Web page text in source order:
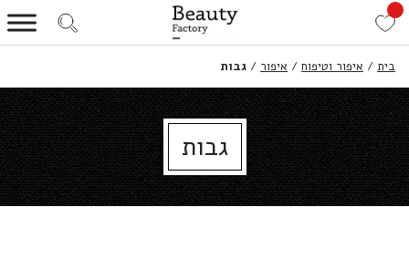
בית / איפור וטיפוח / איפור / גבות
גבות